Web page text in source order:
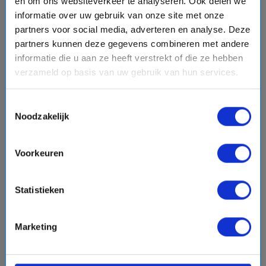
informatie over uw gebruik van onze site met onze
partners voor social media, adverteren en analyse. Deze
partners kunnen deze gegevens combineren met andere
informatie die u aan ze heeft verstrekt of die ze hebben
verzameld op basis van uw gebruik van hun services.
Noodzakelijk
Voorkeuren
Statistieken
Marketing
schedule8 dagen placeCaribbean
Vaarroute:Miami, Dag op Zee, Coxen Hole (Roatan),
Mahahual, Cozumel, Dag op Zee, Ocean Cay, Miami
€2064,-
sell Volpension - Vitamin Sea tarief
#Familiecruises
Tot 50% korting favorite